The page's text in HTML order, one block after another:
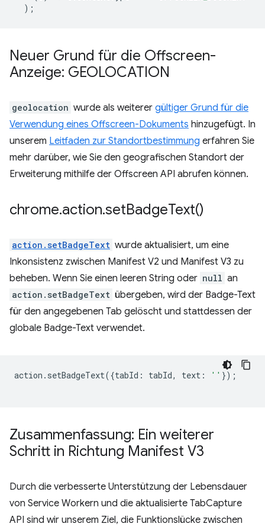
);
Neuer Grund für die Offscreen-
Anzeige: GEOLOCATION
geolocation wurde als weiterer gültiger Grund für die
Verwendung eines Offscreen-Dokuments hinzugefügt. In
unserem Leitfaden zur Standortbestimmung erfahren Sie
mehr darüber, wie Sie den geografischen Standort der
Erweiterung mithilfe der Offscreen API abrufen können.
chrome.action.setBadgeText()
action.setBadgeText wurde aktualisiert, um eine
Inkonsistenz zwischen Manifest V2 und Manifest V3 zu
beheben. Wenn Sie einen leeren String oder null an
action.setBadgeText übergeben, wird der Badge-Text
für den angegebenen Tab gelöscht und stattdessen der
globale Badge-Text verwendet.
action . setBadgeText({tabId : tabId, text : '' });
Zusammenfassung: Ein weiterer
Schritt in Richtung Manifest V3
Durch die verbesserte Unterstützung der Lebensdauer
von Service Workern und die aktualisierte TabCapture
API sind wir unserem Ziel, die Funktionslücke zwischen